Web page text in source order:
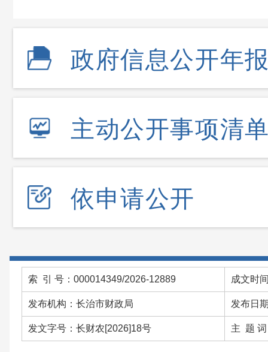
政府信息公开年
主动公开事项清
依申请公开
索 引 号：000014349/2026-12889 成文时
发布机构：长治市财政局 发布日
发文字号：长财农[2026]18号 主 题 词